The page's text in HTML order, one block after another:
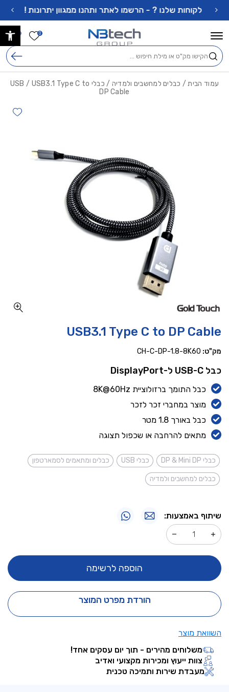
Skip to Content
לקוחות שלנו ? - הרשמו לאתר ותהנו ממגוון יתרונות !
0 הרשימה
חיפוש
עמוד הבית/ כבלים למחשבים ולמדיה / כבלי USB / USB3.1 Type C to
DP Cable
USB3.1 Type C to DP Cable
מק"ט: CH-C-DP-1.8-8K60
כבל USB-C ל-DisplayPort
כבל התומך ברזולוציית 8K@60Hz
מוצר במחברי זכר לזכר
כבל באורך 1.8 מטר
מתאים להרחבה או שכפול תצוגה
כבלי DP & Mini DP כבלי USB כבלים ומתאמים לסמארטפון
כבלים למחשבים ולמדיה
שיתוף באמצעות:
הוספה לרשימה
הורדת מפרט המוצר
השוואת מוצר
משלוחים מהירים - תוך יום עסקים אחד!
צוות ייעוץ ומכירות מקצועי ואדיב
מעבדת שירות ותמיכה טכנית
בחזרה למעלה